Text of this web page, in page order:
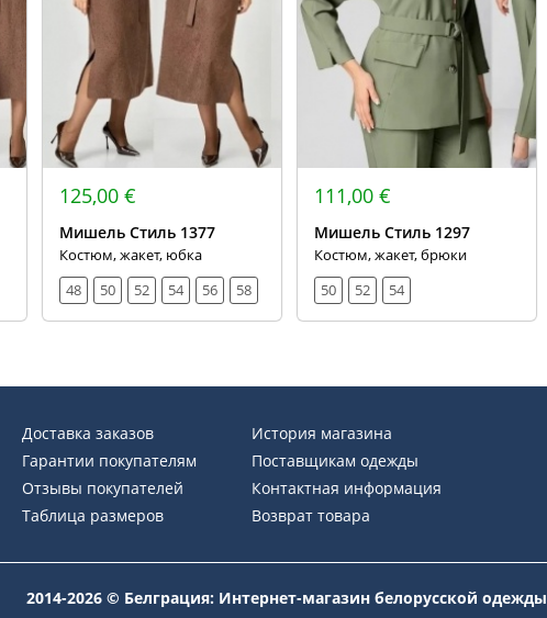
125,00 €
Мишель Стиль 1377
Костюм, жакет, юбка
48
50 52 54 56 58
111,00 €
Мишель Стиль 1297
Костюм, жакет, брюки
50
52 54
Доставка заказов
Гарантии покупателям
Отзывы покупателей
Таблица размеров
История магазина
Поставщикам одежды
Контактная информация
Возврат товара
2014-2026 © Белграция: Интернет-магазин белорусской одежды